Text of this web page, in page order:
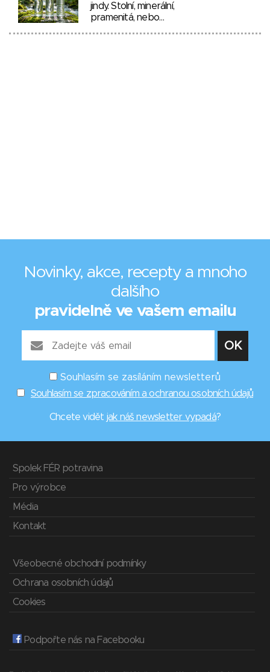
jindy. Stolní, minerální,
pramenitá, nebo…
Novinky, akce, recepty a mnoho
dalšího
pravidelně ve vašem emailu
Souhlasím se zasíláním newsletterů
Souhlasím se zpracováním a ochranou osobních údajů
Chcete vidět jak náš newsletter vypadá?
Spolek FÉR potravina
Pro výrobce
Média
Kontakt
Všeobecné obchodní podmínky
Ochrana osobních údajů
Cookies
Podpořte nás na Facebooku